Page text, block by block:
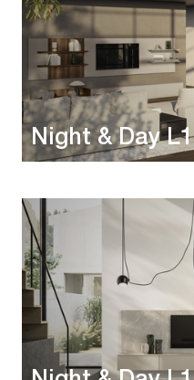
Night & Day